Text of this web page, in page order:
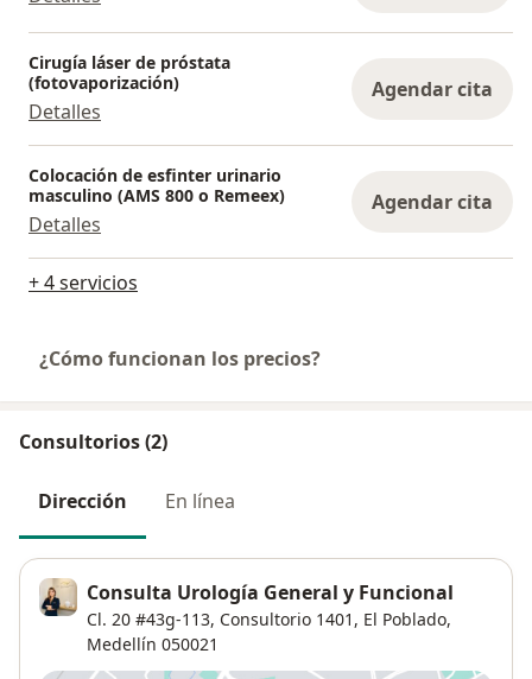
Cirugía láser de próstata
(fotovaporización)
Detalles
Agendar cita
Colocación de esfinter urinario
masculino (AMS 800 o Remeex)
Detalles
Agendar cita
+ 4 servicios
¿Cómo funcionan los precios?
Consultorios (2)
Dirección En línea
Consulta Urología General y Funcional
Cl. 20 #43g-113, Consultorio 1401, El Poblado,
Medellín 050021